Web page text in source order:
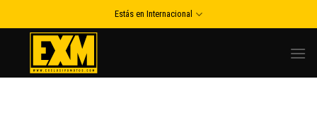
to
Estás en Internacional